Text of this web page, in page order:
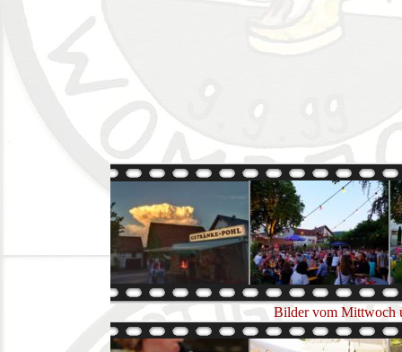
Bilder vom Mittwoch